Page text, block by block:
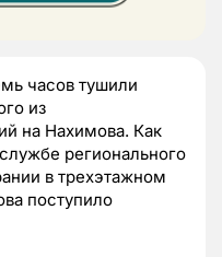
часов тушили
из
на Нахимова. Как
регионального
в трехэтажном
поступило